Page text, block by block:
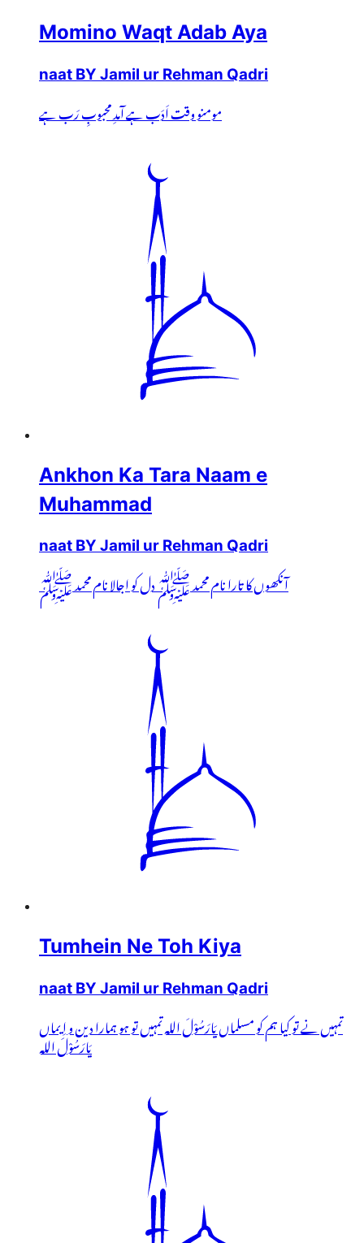
Momino Waqt Adab Aya
naat BY Jamil ur Rehman Qadri
مومنو وقت اَدَب ہے آمدِ محبوبِ رَب ہے
Ankhon Ka Tara Naam e
Muhammad
naat BY Jamil ur Rehman Qadri
آنکھوں کا تارا نام محمد ﷺ دل کو اجالا نام محمد ﷺ
Tumhein Ne Toh Kiya
naat BY Jamil ur Rehman Qadri
تمہیں نے تو کیا ہم کو مسلماں یَارَسُوْلَ اللہ تمہیں تو ہو ہمارا دین و اِیماں
یَارَسُوْلَ اللہ